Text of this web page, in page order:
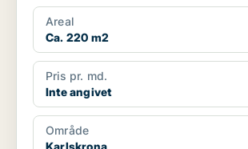
Areal
Ca. 220 m2
Pris pr. md.
Inte angivet
Område